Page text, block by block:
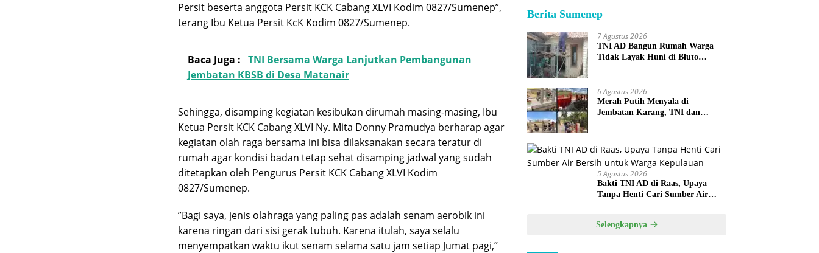
Persit beserta anggota Persit KCK Cabang XLVI Kodim 0827/Sumenep”,
terang Ibu Ketua Persit KcK Kodim 0827/Sumenep.
Baca Juga : TNI Bersama Warga Lanjutkan Pembangunan
Jembatan KBSB di Desa Matanair
Sehingga, disamping kegiatan kesibukan dirumah masing-masing, Ibu
Ketua Persit KCK Cabang XLVI Ny. Mita Donny Pramudya berharap agar
kegiatan olah raga bersama ini bisa dilaksanakan secara teratur di
rumah agar kondisi badan tetap sehat disamping jadwal yang sudah
ditetapkan oleh Pengurus Persit KCK Cabang XLVI Kodim
0827/Sumenep.
”Bagi saya, jenis olahraga yang paling pas adalah senam aerobik ini
karena ringan dari sisi gerak tubuh. Karena itulah, saya selalu
menyempatkan waktu ikut senam selama satu jam setiap Jumat pagi,”
Berita Sumenep
7 Agustus 2026
TNI AD Bangun Rumah Warga
Tidak Layak Huni di Bluto
6 Agustus 2026
Merah Putih Menyala di
Jembatan Karang, TNI dan
5 Agustus 2026
Bakti TNI AD di Raas, Upaya
Tanpa Henti Cari Sumber Air
Selengkapnya